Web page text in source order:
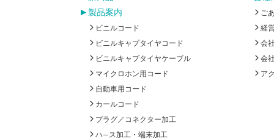
製品案内
ビニルコード
ビニルキャプタイヤコード
ビニルキャプタイヤケーブル
マイクロホン用コード
自動車用コード
カールコード
プラグ／コネクター加工
ハ―ス加工・端末加工
ご
経
会
会
ア